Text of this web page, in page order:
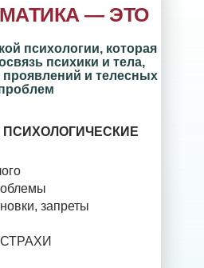
— ЭТО
психологии, которая
психики и тела,
и телесных
запреты
СТРАХИ